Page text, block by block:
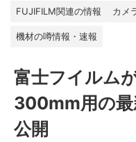
FUJIFILM関連の情報 カメ
機材の噂情報・速報
富士フイルム
300mm用の最
公開